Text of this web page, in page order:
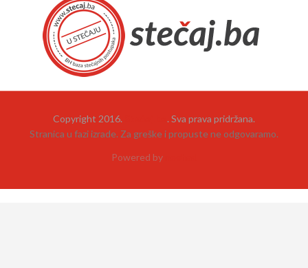
Copyright 2016.
. Sva prava pridržana.
Stranica u fazi izrade. Za greške i propuste ne odgovaramo.
Powered by